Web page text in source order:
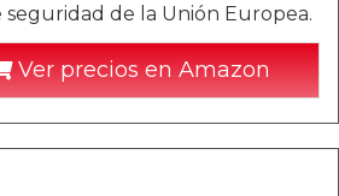
seguridad de la Unión Europea.
Ver precios en Amazon